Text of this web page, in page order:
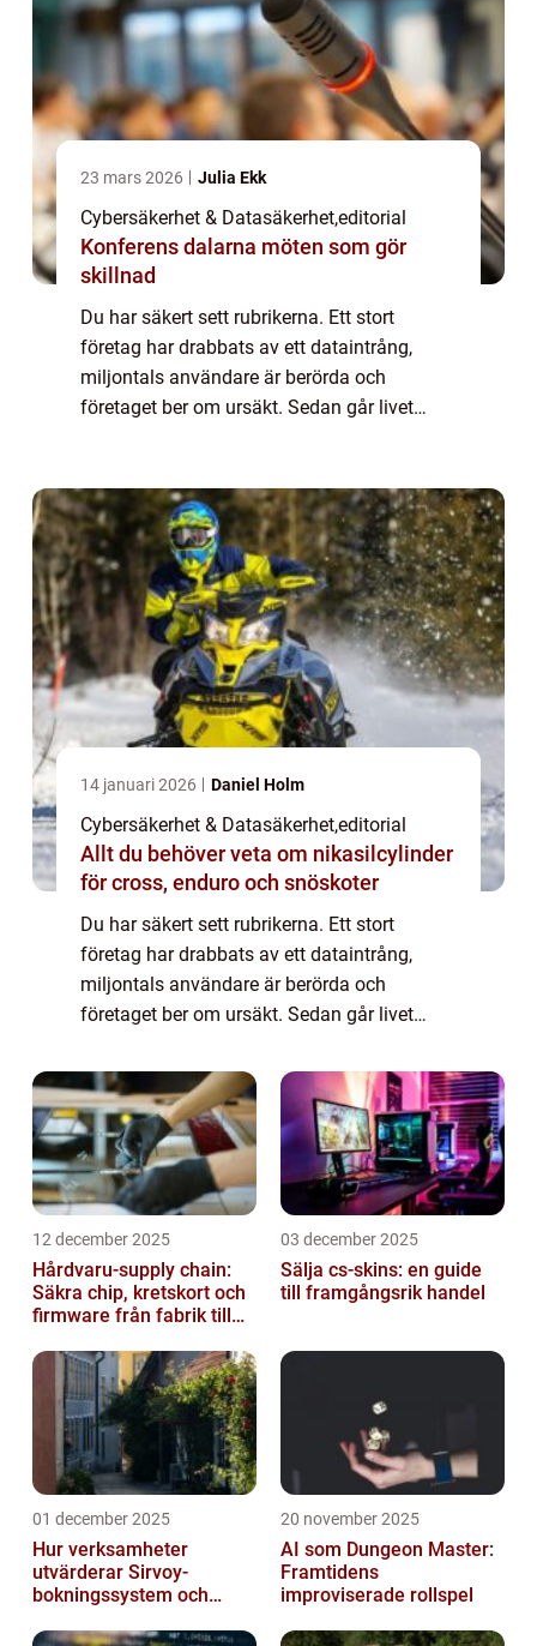
23 mars 2026 Julia Ekk
Cybersäkerhet & Datasäkerhet,editorial
Konferens dalarna möten som gör
skillnad
Du har säkert sett rubrikerna. Ett stort
företag har drabbats av ett dataintrång,
miljontals användare är berörda och
företaget ber om ursäkt. Sedan går livet
14 januari 2026 Daniel Holm
Cybersäkerhet & Datasäkerhet,editorial
Allt du behöver veta om nikasilcylinder
för cross, enduro och snöskoter
Du har säkert sett rubrikerna. Ett stort
företag har drabbats av ett dataintrång,
miljontals användare är berörda och
företaget ber om ursäkt. Sedan går livet
12 december 2025
Hårdvaru-supply chain:
Säkra chip, kretskort och
firmware från fabrik till
03 december 2025
Sälja cs-skins: en guide
till framgångsrik handel
01 december 2025
Hur verksamheter
utvärderar Sirvoy-
bokningssystem och
20 november 2025
AI som Dungeon Master:
Framtidens
improviserade rollspel